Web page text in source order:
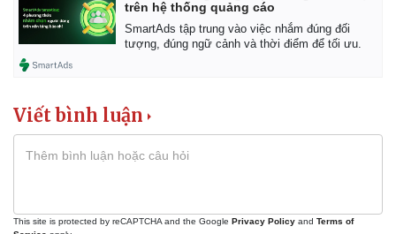
trên hệ thống quảng cáo
SmartAds tập trung vào việc nhắm đúng đối
tượng, đúng ngữ cảnh và thời điểm để tối ưu.
Viết bình luận
This site is protected by reCAPTCHA and the Google Privacy Policy and Terms of